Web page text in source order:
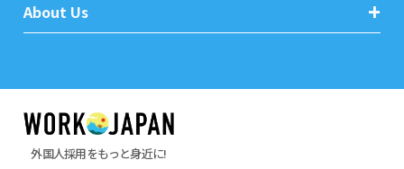
About Us
外国人採用をもっと身近に!